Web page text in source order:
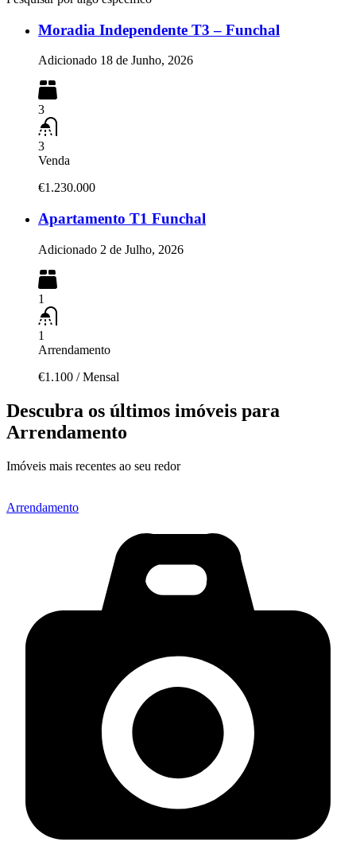
Moradia Independente T3 – Funchal
Adicionado 18 de Junho, 2026
3
3
Venda
€1.230.000
Apartamento T1 Funchal
Adicionado 2 de Julho, 2026
1
1
Arrendamento
€1.100 / Mensal
Descubra os últimos imóveis para
Arrendamento
Imóveis mais recentes ao seu redor
Arrendamento